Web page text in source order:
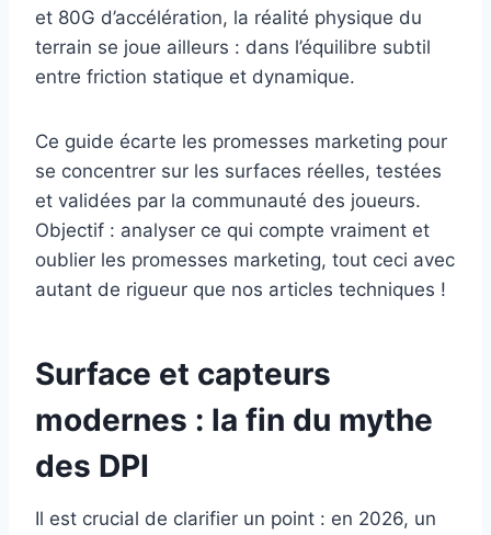
et 80G d’accélération, la réalité physique du
terrain se joue ailleurs : dans l’équilibre subtil
entre friction statique et dynamique.
Ce guide écarte les promesses marketing pour
se concentrer sur les surfaces réelles, testées
et validées par la communauté des joueurs.
Objectif : analyser ce qui compte vraiment et
oublier les promesses marketing, tout ceci avec
autant de rigueur que nos articles techniques !
Surface et capteurs
modernes : la fin du mythe
des DPI
Il est crucial de clarifier un point : en 2026, un